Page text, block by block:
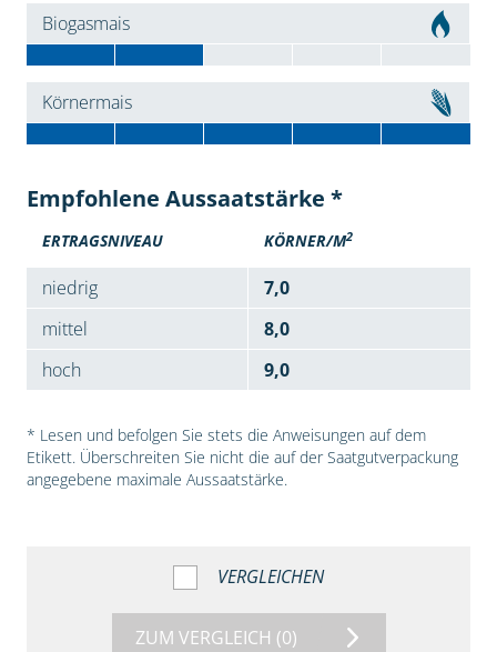
Biogasmais
Körnermais
Empfohlene Aussaatstärke *
ERTRAGSNIVEAU KÖRNER/M2
niedrig
7,0
mittel
8,0
hoch
9,0
* Lesen und befolgen Sie stets die Anweisungen auf dem
Etikett. Überschreiten Sie nicht die auf der Saatgutverpackung
angegebene maximale Aussaatstärke.
VERGLEICHEN
ZUM VERGLEICH (0)